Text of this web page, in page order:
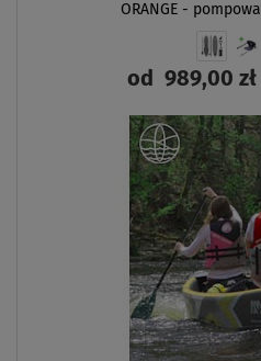
ORANGE -
od 989,00 zł